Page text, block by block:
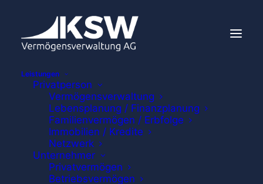
Leistungen
Privatperson
Vermögensverwaltung
Lebensplanung / Finanzplanung
Familienvermögen / Erbfolge
Immobilien / Kredite
Netzwerk
Unternehmer
Privatvermögen
Betriebsvermögen